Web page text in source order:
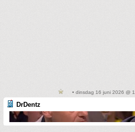
• dinsdag 16 juni 2026 @
DrDentz